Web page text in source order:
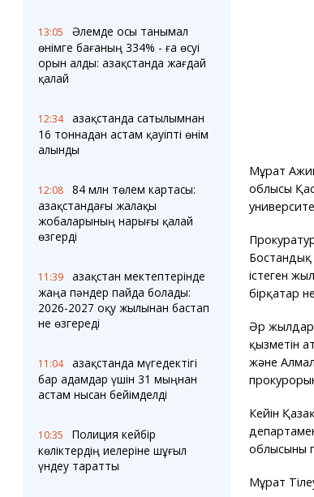
13:05
Әлемде осы танымал
өнімге бағаның 334% - ға өсуі
орын алды: Қазақстанда жағдай
қалай
12:34
Қазақстанда сатылымнан
16 тоннадан астам қауіпті өнім
алынды
12:08
84 млн төлем картасы:
Қазақстандағы жалақы
жобаларының нарығы қалай
өзгерді
11:39
Қазақстан мектептерінде
жаңа пәндер пайда болады:
2026-2027 оқу жылынан бастап
не өзгереді
11:04
Қазақстанда мүгедектігі
бар адамдар үшін 31 мыңнан
астам нысан бейімделді
10:35
Полиция кейбір
көліктердің иелеріне шұғыл
үндеу таратты
Мұрат
облысы
Бостандық
істеген
бірқатар
Әр
қызметін
және
Кейін
облысының
Мұрат